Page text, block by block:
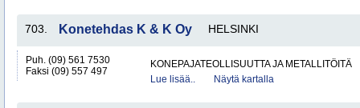
703. Konetehdas K & K Oy HELSINKI
Puh. (09) 561 7530
Faksi (09) 557 497
KONEPAJATEOLLISUUTTA JA METALLITÖITÄ
Lue lisää..
Näytä kartalla